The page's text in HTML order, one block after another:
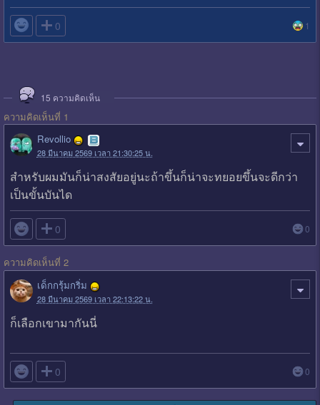
 0 1
15 ความคิดเห็น
ความคิดเห็นที่ 1
Revollio
28 มีนาคม 2569 เวลา 21:30:25 น.
สำหรับผมมันก็น่าสงสัยอยู่นะถ้าขึ้นก็น่าจะทยอยขึ้นจะดีกว่า
เป็นขั้นบันได
 0 0
ความคิดเห็นที่ 2
เด็กกรุ้มกริ่ม
28 มีนาคม 2569 เวลา 22:13:22 น.
ก็เลือกเขามากันนี่
 0 0